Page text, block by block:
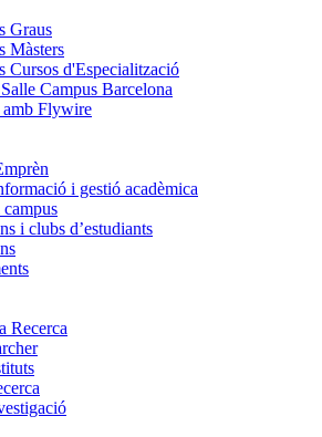
Graus
Màsters
Cursos d'Especialització
Campus Barcelona
amb Flywire
i gestió acadèmica
campus
i clubs d’estudiants
Recerca